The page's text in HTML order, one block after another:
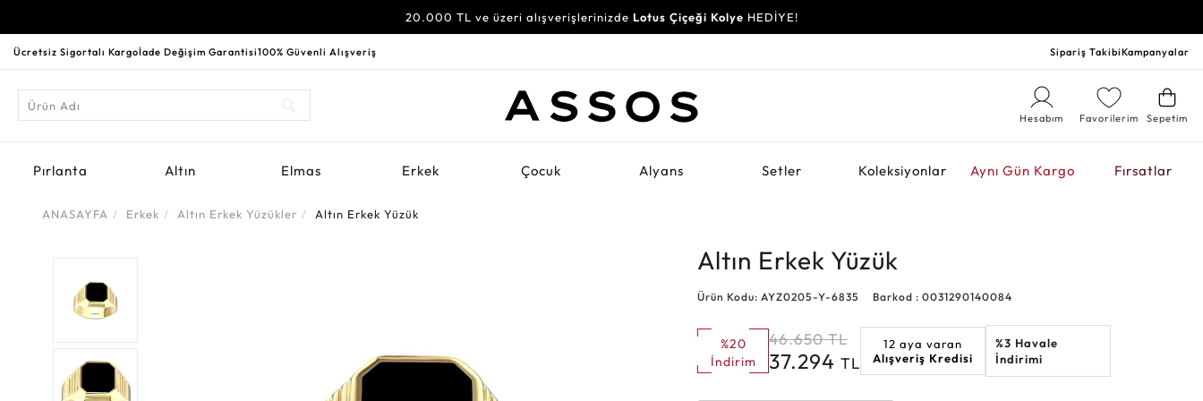
20.000 TL ve üzeri alışverişlerinizde Lotus Çiçeği Kolye HEDİYE!
Ücretsiz Sigortalı Kargoİade Değişim Garantisi100% Güvenli Alışveriş Sipariş TakibiKampanyalar
Sepetim
Favorilerim
Hesabım
Pırlanta Altın Elmas Erkek Çocuk Alyans Setler Koleksiyonlar Aynı Gün Kargo Fırsatlar
ANASAYFA Erkek Altın Erkek Yüzükler Altın Erkek Yüzük
Altın Erkek Yüzük
Ürün Kodu: AYZ0205-Y-6835 Barkod : 0031290140084
%20
İndirim
46.650 TL
37.294TL
12 aya varan
Alışveriş Kredisi
%3 Havale
İndirimi